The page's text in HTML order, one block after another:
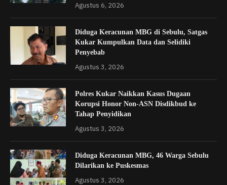
Agustus 6, 2026
Diduga Keracunan MBG di Sebulu, Satgas
Kukar Kumpulkan Data dan Selidiki
Penyebab
Agustus 3, 2026
Polres Kukar Naikkan Kasus Dugaan
Korupsi Honor Non-ASN Disdikbud ke
Tahap Penyidikan
Agustus 3, 2026
Diduga Keracunan MBG, 46 Warga Sebulu
Dilarikan ke Puskesmas
Agustus 3, 2026